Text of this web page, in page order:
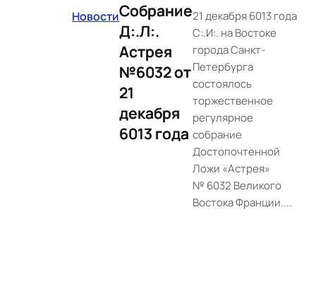
НовостиСобрание
Д:.Л:.
Астрея
№6032 от
21
декабря
6013 года
21 декабря 6013 года
С:.И:. на Востоке
города Санкт-
Петербурга
состоялось
торжественное
регулярное
собрание
Достопочтенной
Ложи «Астрея»
№ 6032 Великого
Востока Франции....